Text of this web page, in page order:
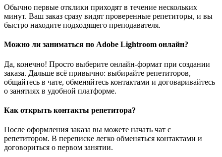
Обычно первые отклики приходят в течение нескольких
минут. Ваш заказ сразу видят проверенные репетиторы, и вы
быстро находите подходящего преподавателя.
Можно ли заниматься по Adobe Lightroom онлайн?
Да, конечно! Просто выберите онлайн-формат при создании
заказа. Дальше всё привычно: выбирайте репетиторов,
общайтесь в чате, обменяйтесь контактами и договаривайтесь
о занятиях в удобной платформе.
Как открыть контакты репетитора?
После оформления заказа вы можете начать чат с
репетитором. В переписке легко обменяться контактами и
договориться о первом занятии.